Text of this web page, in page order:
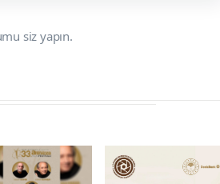
siz yapın.